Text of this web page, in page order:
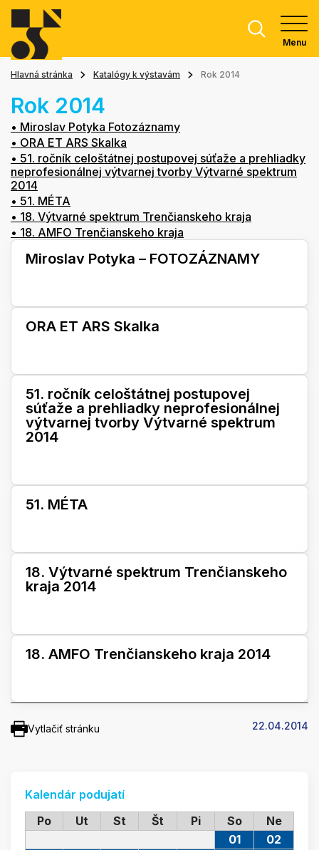
Menu
Hlavná stránka Katalógy k výstavám Rok 2014
Rok 2014
• Miroslav Potyka Fotozáznamy
• ORA ET ARS Skalka
• 51. ročník celoštátnej postupovej súťaže a prehliadky
neprofesionálnej výtvarnej tvorby Výtvarné spektrum
2014
• 51. MÉTA
• 18. Výtvarné spektrum Trenčianskeho kraja
• 18. AMFO Trenčianskeho kraja
Miroslav Potyka – FOTOZÁZNAMY
ORA ET ARS Skalka
51. ročník celoštátnej postupovej
súťaže a prehliadky neprofesionálnej
výtvarnej tvorby Výtvarné spektrum
2014
51. MÉTA
18. Výtvarné spektrum Trenčianskeho
kraja 2014
18. AMFO Trenčianskeho kraja 2014
Vytlačiť stránku 22.04.2014
Kalendár podujatí
Po
Ut St Št Pi So Ne
01
02